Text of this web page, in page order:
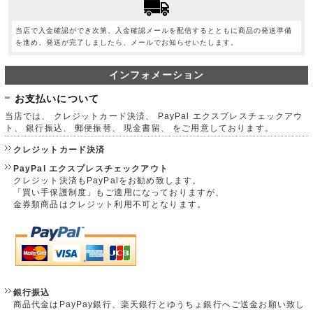
当店で入金確認ができ次第、入金確認メールを配信するとともに商品の発送準備
を進め、発送が完了しましたら、メールでお知らせいたします。
インフォメーション
お支払いについて
当店では、 クレジットカード決済、 PayPal エクスプレスチェックアウ
ト、 銀行振込、 郵便振替、 現金書留、 をご用意しております。
クレジットカード決済
PayPal エクスプレスチェックアウト
クレジット決済もPayPalをお勧め致します。
「買い手保護制度」もご適用になっておりますが、
金券類商品はクレジット利用不可となります。
銀行振込
商品代金はPayPay銀行、楽天銀行とゆうちょ銀行へご送金お願い致し